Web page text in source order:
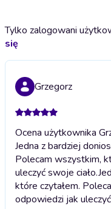
Tylko zalogowani
się
Grzegorz
Ocena użytkownika
Jedna z bardziej
Polecam wszystkim,
uleczyć swoje ciało.
które czytałem.
odpowiedzi jak